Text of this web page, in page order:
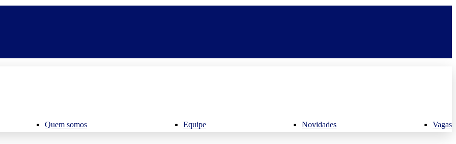
Quem somos Equipe Novidades Vagas